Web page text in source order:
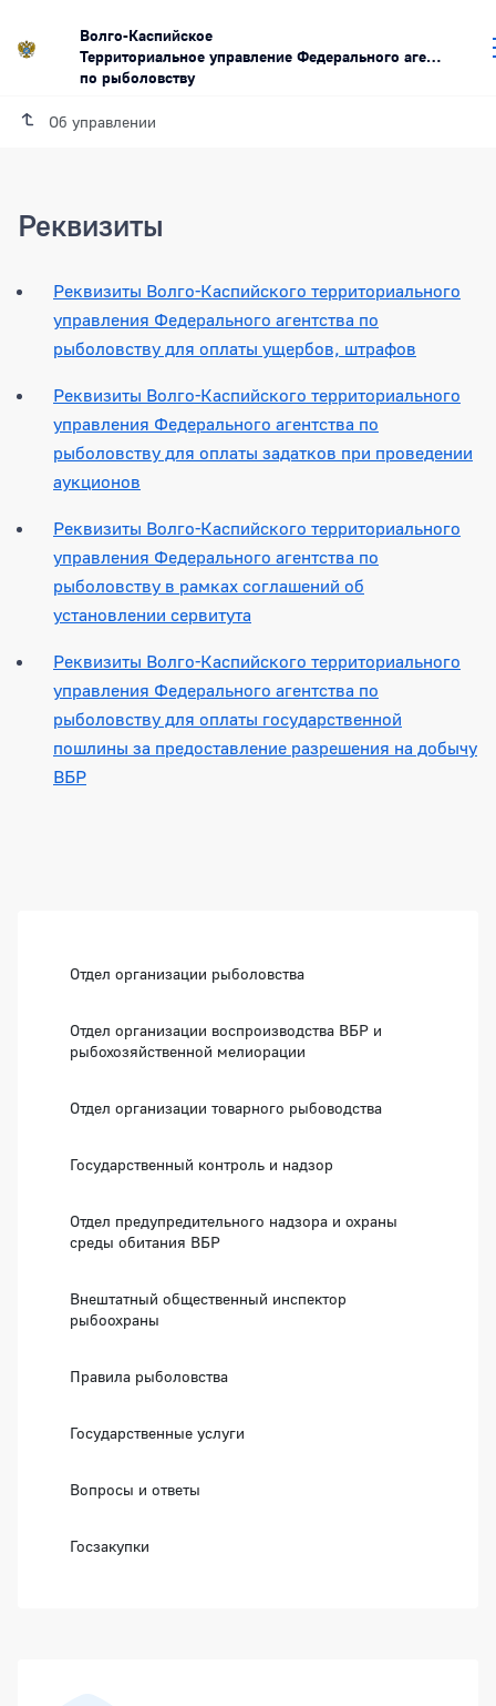
Волго-Каспийское
Территориальное управление Федерального агентства
по рыболовству
Об управлении
Реквизиты
Реквизиты Волго-Каспийского территориального
управления Федерального агентства по
рыболовству для оплаты ущербов, штрафов
Реквизиты Волго-Каспийского территориального
управления Федерального агентства по
рыболовству для оплаты задатков при проведении
аукционов
Реквизиты Волго-Каспийского территориального
управления Федерального агентства по
рыболовству в рамках соглашений об
установлении сервитута
Реквизиты Волго-Каспийского территориального
управления Федерального агентства по
рыболовству для оплаты государственной
пошлины за предоставление разрешения на добычу
ВБР
Отдел организации рыболовства
Отдел организации воспроизводства ВБР и
рыбохозяйственной мелиорации
Отдел организации товарного рыбоводства
Государственный контроль и надзор
Отдел предупредительного надзора и охраны
среды обитания ВБР
Внештатный общественный инспектор
рыбоохраны
Правила рыболовства
Государственные услуги
Вопросы и ответы
Госзакупки